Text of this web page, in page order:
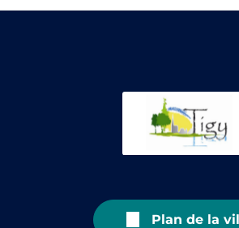
Plan de la